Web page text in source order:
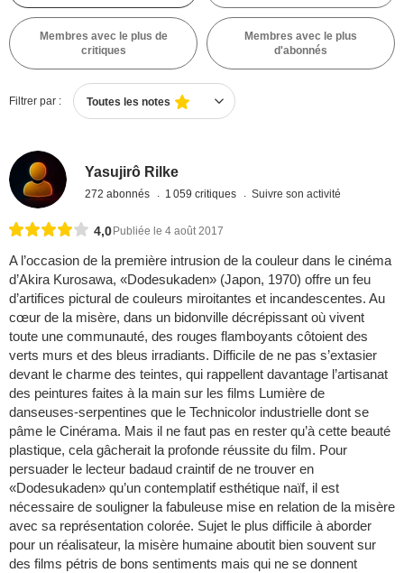
Membres avec le plus de
critiques
Membres avec le plus
d'abonnés
Filtrer par : Toutes les notes
Yasujirô Rilke
272 abonnés 1 059 critiques Suivre son activité
4,0 Publiée le 4 août 2017
A l’occasion de la première intrusion de la couleur dans le cinéma
d’Akira Kurosawa, «Dodesukaden» (Japon, 1970) offre un feu
d’artifices pictural de couleurs miroitantes et incandescentes. Au
cœur de la misère, dans un bidonville décrépissant où vivent
toute une communauté, des rouges flamboyants côtoient des
verts murs et des bleus irradiants. Difficile de ne pas s’extasier
devant le charme des teintes, qui rappellent davantage l’artisanat
des peintures faites à la main sur les films Lumière de
danseuses-serpentines que le Technicolor industrielle dont se
pâme le Cinérama. Mais il ne faut pas en rester qu’à cette beauté
plastique, cela gâcherait la profonde réussite du film. Pour
persuader le lecteur badaud craintif de ne trouver en
«Dodesukaden» qu’un contemplatif esthétique naïf, il est
nécessaire de souligner la fabuleuse mise en relation de la misère
avec sa représentation colorée. Sujet le plus difficile à aborder
pour un réalisateur, la misère humaine aboutit bien souvent sur
des films pétris de bons sentiments mais qui ne se donnent